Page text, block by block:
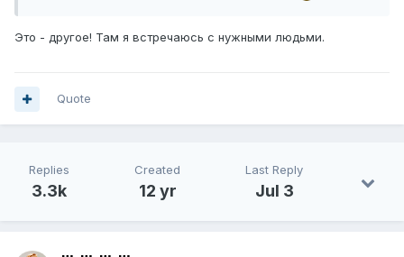
Это - другое! Там я встречаюсь с нужными людьми.
Quote
Replies
3.3k
Created
12 yr
Last Reply
Jul 3